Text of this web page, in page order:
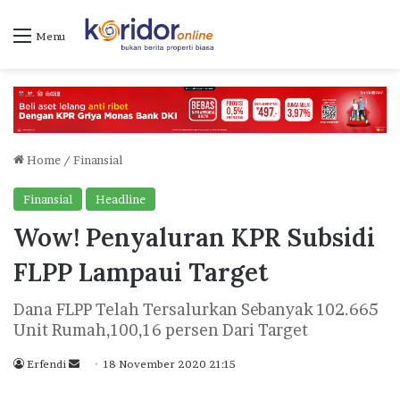
Menu
Home / Finansial
Finansial Headline
Wow! Penyaluran KPR Subsidi
FLPP Lampaui Target
Dana FLPP Telah Tersalurkan Sebanyak 102.665
Unit Rumah,100,16 persen Dari Target
Erfendi 18 November 2020 21:15